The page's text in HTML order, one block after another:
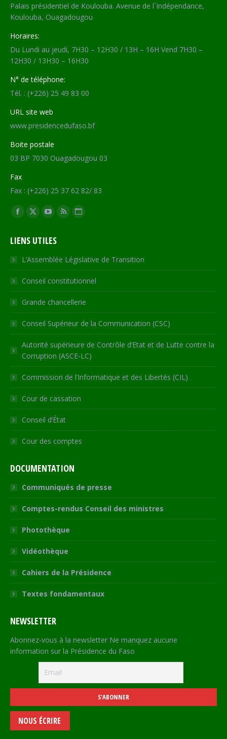
Palais présidentiel de Koulouba. Avenue de l´Indépendance,
Koulouba, Ouagadougou
Horaires:
Du Lundi au jeudi, 7H30 – 12H30 / 13H – 16H Vend 7H30 –
12H30 / 13H30 – 16H30
N° de téléphone:
Tél. : (+226) 25 49 83 00
URL site web
www.presidencedufaso.bf
Boite postale
03 BP 7030 Ouagadougou 03
Fax
Fax : (+226) 25 37 62 82/ 83
Trouvez nous sur :
Facebook
opens
in
new
window
X
opens
in
new
window
YouTube
opens
in
new
window
RSS
in
new
window
Site
opens
in
new
LIENS UTILES
L’Assemblée Législative de Transition
Conseil constitutionnel
Grande chancellerie
Conseil Supérieur de la Communication (CSC)
Autorité supérieure de Contrôle d’Etat et de Lutte contre la
Corruption (ASCE-LC)
Commission de l’Informatique et des Libertés (CIL)
Cour de cassation
Conseil d’État
Cour des comptes
DOCUMENTATION
Communiqués de presse
Comptes-rendus Conseil des ministres
Photothèque
Vidéothèque
Cahiers de la Présidence
Textes fondamentaux
NEWSLETTER
Abonnez-vous à la newsletter Ne manquez aucune
information sur la Présidence du Faso
NOUS ÉCRIRE